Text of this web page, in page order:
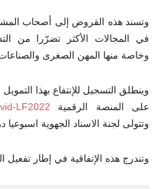
وتسند هذه القروض إلى أصحاب
في المجالات الأكثر تضرّرا من
وخاصة منها المهن الصغرى والصناعات
على المنصة الرقمية LF2022
وتتولى لجنة الاسناد الجهوية
وتندرج هذه الإتفاقية في إطار تفعيل الفصل 17 من قانون